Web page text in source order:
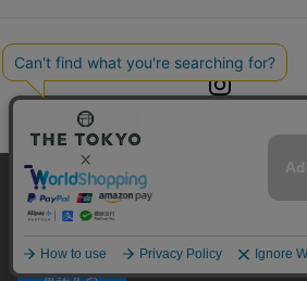
© TOKYO BASE CO., LTD
当サイトはクッキー(cookie)を使用します。ク
の一部の機能および、サイトの使用状況の
ング活動に利用することを目的としています。
プライバシーポリシーはこちら